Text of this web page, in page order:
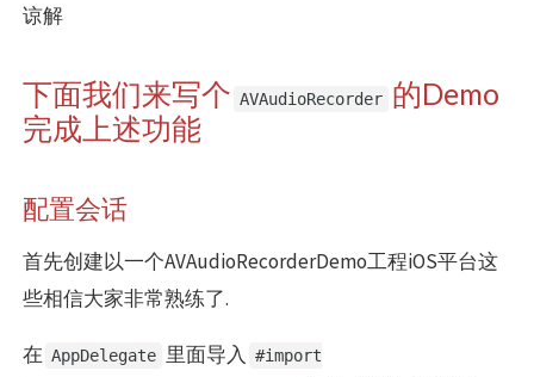
谅解
下面我们来写个 AVAudioRecorder 的Demo
完成上述功能
配置会话
首先创建以一个AVAudioRecorderDemo工程iOS平台这
些相信大家非常熟练了.
在 AppDelegate 里面导入
#import